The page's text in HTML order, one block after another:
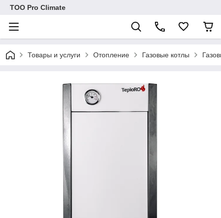
ТОО Pro Climate
Товары и услуги Отопление Газовые котлы